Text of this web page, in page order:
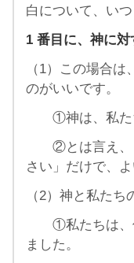
白について、い
1 番目に、神に対
（1）この場合
のがいいです。
①神は、私たち
②とは言え、「
さい」だけで、
（2）神と私たち
①私たちは、信
ました。